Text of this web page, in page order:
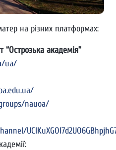
на різних платформах:
“Острозька академія”
ua/
nauoa/